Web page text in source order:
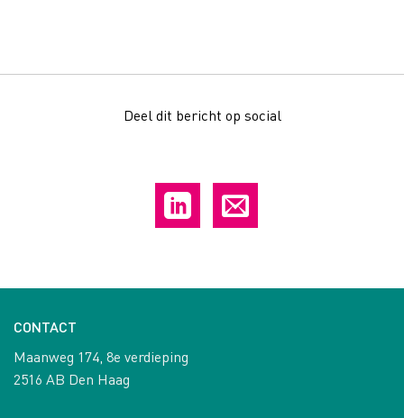
Deel dit bericht op social
CONTACT
Maanweg 174, 8e verdieping
2516 AB Den Haag